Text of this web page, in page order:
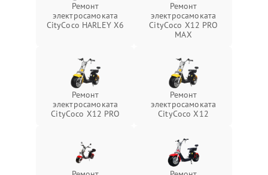
Ремонт
электросамоката
CityCoco HARLEY X6
Ремонт
электросамоката
CityCoco X12 PRO
MAX
Ремонт
электросамоката
CityCoco X12 PRO
Ремонт
электросамоката
CityCoco X12